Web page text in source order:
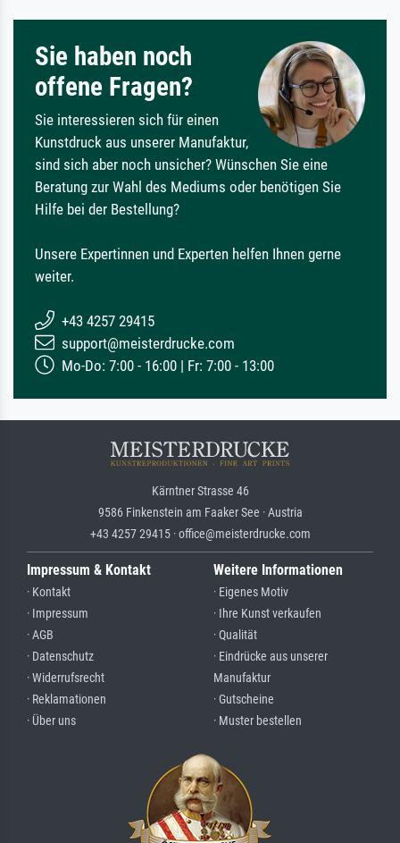
Sie haben noch
offene Fragen?
Sie interessieren sich für einen
Kunstdruck aus unserer Manufaktur,
sind sich aber noch unsicher? Wünschen Sie eine
Beratung zur Wahl des Mediums oder benötigen Sie
Hilfe bei der Bestellung?
Unsere Expertinnen und Experten helfen Ihnen gerne
weiter.
+43 4257 29415
support@meisterdrucke.com
Mo-Do: 7:00 - 16:00 | Fr: 7:00 - 13:00
Kärntner Strasse 46
9586 Finkenstein am Faaker See · Austria
+43 4257 29415 · office@meisterdrucke.com
Impressum & Kontakt
· Kontakt
· Impressum
· AGB
· Datenschutz
· Widerrufsrecht
· Reklamationen
· Über uns
Weitere Informationen
· Eigenes Motiv
· Ihre Kunst verkaufen
· Qualität
· Eindrücke aus unserer
Manufaktur
· Gutscheine
· Muster bestellen